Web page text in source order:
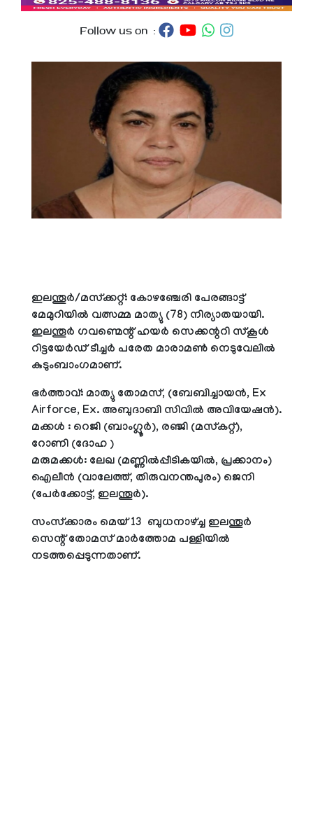
Follow us on :
ഇലന്തൂര്‍/മസ്‌ക്കറ്റ്: കോഴഞ്ചേരി പേരങ്ങാട്ട്
മേമുറിയില്‍ വത്സമ്മ മാത്യു (78) നിര്യാതയായി.
ഇലന്തൂര്‍ ഗവണ്മെന്റ് ഹയര്‍ സെക്കന്ററി സ്‌കൂള്‍
റിട്ടയേര്‍ഡ് ടീച്ചര്‍ പരേത മാരാമണ്‍ നെടുവേലില്‍
കുടുംബാംഗമാണ്.
ഭര്‍ത്താവ്: മാത്യു തോമസ്, (ബേബിച്ചായന്‍, Ex
Airforce, Ex. അബുദാബി സിവില്‍ അവിയേഷന്‍).
മക്കള്‍ : റെജി (ബാംഗ്ലൂര്‍), രഞ്ജി (മസ്‌കറ്റ്),
റോണി (ദോഹ )
മരുമക്കള്‍: ലേഖ (മണ്ണില്‍പ്പീടികയില്‍, പ്രക്കാനം)
ഐലീന്‍ (വാലേത്ത്, തിരുവനന്തപുരം) ജെനി
(പേര്‍ക്കോട്ട്, ഇലന്തൂര്‍).
സംസ്‌ക്കാരം മെയ് 13 ബുധനാഴ്ച്ച ഇലന്തൂര്‍
സെന്റ് തോമസ് മാര്‍ത്തോമ പള്ളിയില്‍
നടത്തപ്പെടുന്നതാണ്.